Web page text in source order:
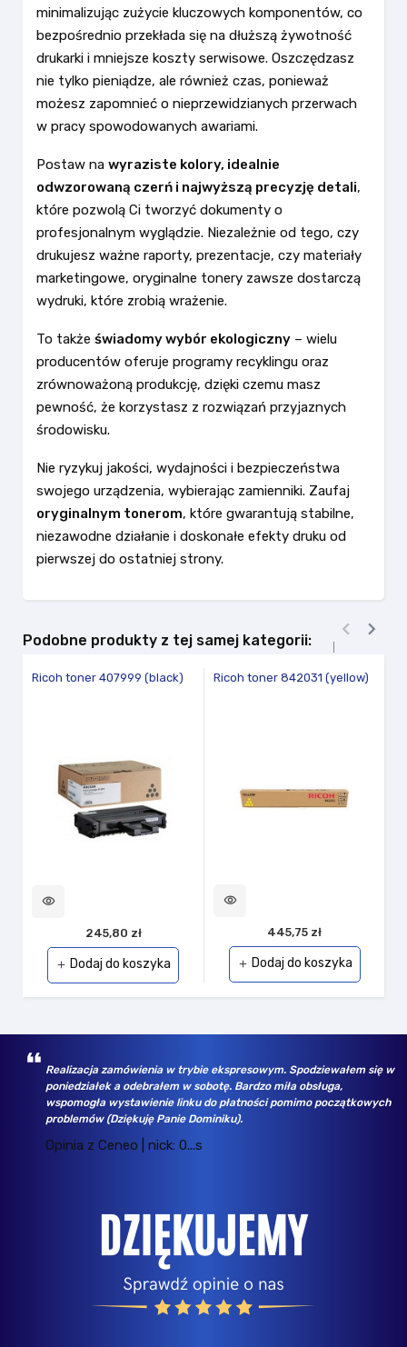
minimalizując zużycie kluczowych komponentów, co
bezpośrednio przekłada się na dłuższą żywotność
drukarki i mniejsze koszty serwisowe. Oszczędzasz
nie tylko pieniądze, ale również czas, ponieważ
możesz zapomnieć o nieprzewidzianych przerwach
w pracy spowodowanych awariami.
Postaw na wyraziste kolory, idealnie
odwzorowaną czerń i najwyższą precyzję detali,
które pozwolą Ci tworzyć dokumenty o
profesjonalnym wyglądzie. Niezależnie od tego, czy
drukujesz ważne raporty, prezentacje, czy materiały
marketingowe, oryginalne tonery zawsze dostarczą
wydruki, które zrobią wrażenie.
To także świadomy wybór ekologiczny – wielu
producentów oferuje programy recyklingu oraz
zrównoważoną produkcję, dzięki czemu masz
pewność, że korzystasz z rozwiązań przyjaznych
środowisku.
Nie ryzykuj jakości, wydajności i bezpieczeństwa
swojego urządzenia, wybierając zamienniki. Zaufaj
oryginalnym tonerom, które gwarantują stabilne,
niezawodne działanie i doskonałe efekty druku od
pierwszej do ostatniej strony.
Podobne produkty z tej samej kategorii:
Ricoh toner 407999 (black)
visibility
245,80 zł
add Dodaj do koszyka
Ricoh toner 842031 (yellow)
visibility
445,75 zł
add Dodaj do koszyka
 
Realizacja zamówienia w trybie ekspresowym. Spodziewałem się w
poniedziałek a odebrałem w sobotę. Bardzo miła obsługa,
wspomogła wystawienie linku do płatności pomimo początkowych
problemów (Dziękuję Panie Dominiku).
Opinia z Ceneo | nick: 0...s